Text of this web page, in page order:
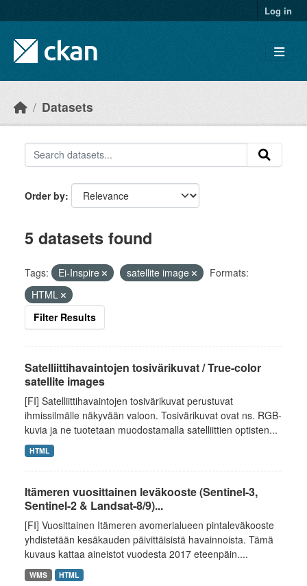
Log in
Datasets
Order by
5 datasets found
Tags: Ei-Inspire satellite image
Formats:
HTML
Filter Results
Satelliittihavaintojen tosivärikuvat / True-color
satellite images
[FI] Satelliittihavaintojen tosivärikuvat perustuvat
ihmissilmälle näkyvään valoon. Tosivärikuvat ovat ns. RGB-
kuvia ja ne tuotetaan muodostamalla satelliittien optisten...
HTML
Itämeren vuosittainen leväkooste (Sentinel-3,
Sentinel-2 & Landsat-8/9)...
[FI] Vuosittainen Itämeren avomerialueen pintaleväkooste
yhdistetään kesäkauden päivittäisistä havainnoista. Tämä
kuvaus kattaa aineistot vuodesta 2017 eteenpäin....
WMS HTML